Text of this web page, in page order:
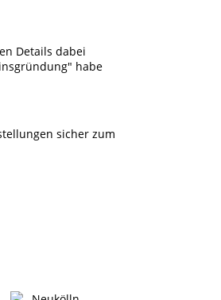
Details dabei
habe
sicher zum